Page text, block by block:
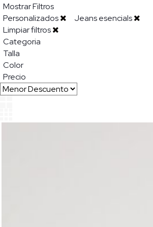
Mostrar Filtros
Personalizados
Jeans esencials
Limpiar filtros
Categoria
Talla
Color
Precio